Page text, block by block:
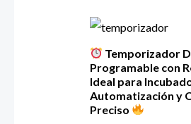
Temporizador
Programable con
Ideal para
Automatización y
Preciso